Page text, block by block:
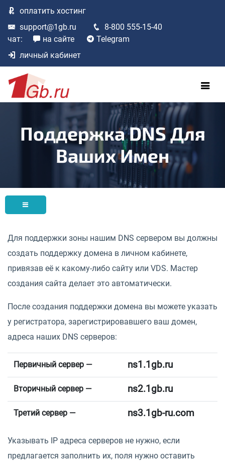
оплатить хостинг
support@1gb.ru
8-800 555-15-40
чат:
на сайте
Telegram
личный кабинет
Поддержка DNS Для
Ваших Имен
Для поддержки зоны нашим DNS сервером вы должны
создать поддержку домена в личном кабинете,
привязав её к какому-либо сайту или VDS. Мастер
создания сайта делает это автоматически.
После создания поддержки домена вы можете указать
у регистратора, зарегистрировавшего ваш домен,
адреса наших DNS серверов:
Первичный сервер — ns1.1gb.ru
Вторичный сервер — ns2.1gb.ru
Третий сервер — ns3.1gb-ru.com
Указывать IP адреса серверов не нужно, если
предлагается заполнить их, поля нужно оставить